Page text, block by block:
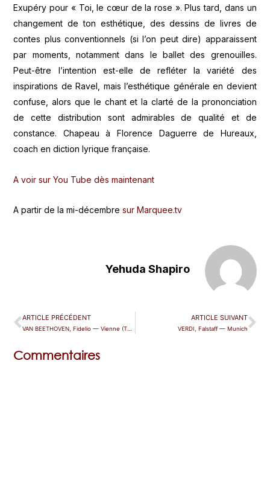
Exupéry pour « Toi, le cœur de la rose ». Plus tard, dans un
changement de ton esthétique, des dessins de livres de
contes plus conventionnels (si l’on peut dire) apparaissent
par moments, notamment dans le ballet des grenouilles.
Peut-être l’intention est-elle de refléter la variété des
inspirations de Ravel, mais l’esthétique générale en devient
confuse, alors que le chant et la clarté de la prononciation
de cette distribution sont admirables de qualité et de
constance. Chapeau à Florence Daguerre de Hureaux,
coach en diction lyrique française.
A voir sur You Tube dès maintenant
A partir de la mi-décembre sur Marquee.tv
Yehuda Shapiro
ARTICLE PRÉCÉDENT ARTICLE SUIVANT
VERDI, Falstaff — Munich
Commentaires